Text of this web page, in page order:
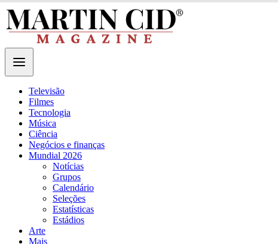
Televisão
Filmes
Tecnologia
Música
Ciência
Negócios e finanças
Mundial 2026
Notícias
Grupos
Calendário
Seleções
Estatísticas
Estádios
Arte
Mais